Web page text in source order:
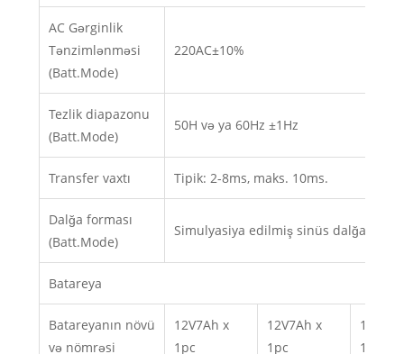
AC Gərginlik
Tənzimlənməsi
(Batt.Mode)
220AC±10%
Tezlik diapazonu
(Batt.Mode)
50H və ya 60Hz ±1Hz
Transfer vaxtı Tipik: 2-8ms, maks. 10ms.
Dalğa forması
(Batt.Mode)
Simulyasiya edilmiş sinüs dalğası
Batareya
Batareyanın növü
və nömrəsi
12V7Ah x
1pc
12V7Ah x
1pc
12V
1pc